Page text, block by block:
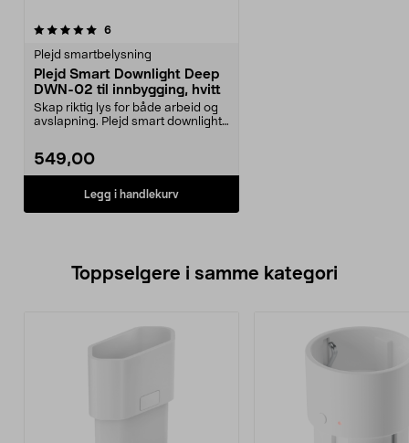
6anmeldelser
Plejd smartbelysning
Plejd Smart Downlight Deep
DWN-02 til innbygging, hvitt
Skap riktig lys for både arbeid og
avslapning. Plejd smart downlight
549,00
Legg i handlekurv
Toppselgere i samme kategori